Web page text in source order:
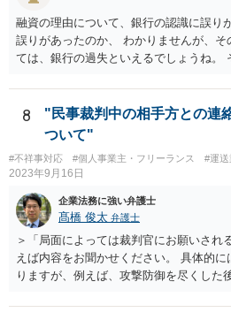
弁護士に直接ご相談いただくことです。
融資の理由について、銀行の認識に誤り
誤りがあったのか、 わかりませんが、そ
ては、銀行の過失といえるでしょうね。
するといいでしょう。
8
"民事裁判中の相手方との連
ついて"
#不祥事対応 #個人事業主・フリーランス #運送
2023年9月16日
企業法務に強い弁護士
髙橋 俊太 弁護士
＞「局面によっては裁判官にお願いされ
えば内容をお聞かせください。 具体的
りますが、例えば、攻撃防御を尽くした
互譲の精神がみられ、あとは金額面を詰